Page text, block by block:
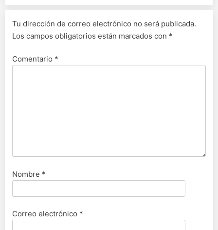
Tu dirección de correo electrónico no será publicada.
Los campos obligatorios están marcados con *
Comentario *
Nombre *
Correo electrónico *